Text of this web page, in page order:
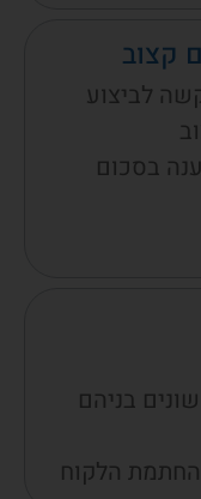
קצוב
לביצוע
בסכום
בניהם
הלקוח